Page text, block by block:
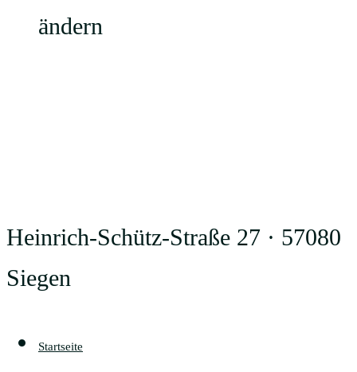
ändern
Heinrich-Schütz-Straße 27 · 57080
Siegen
Startseite